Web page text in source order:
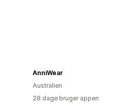
AnniWear
Australien
28 dage bruger appen